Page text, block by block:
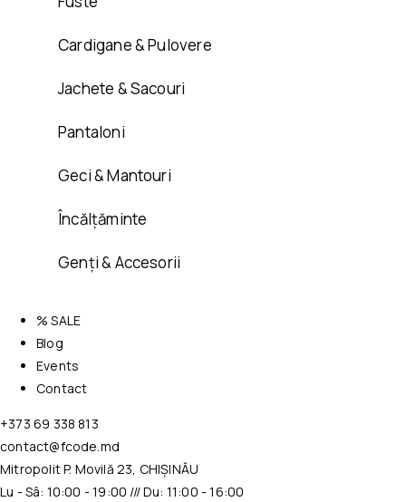
Cardigane & Pulovere
Jachete & Sacouri
Pantaloni
Geci & Mantouri
Încălțăminte
Genți & Accesorii
% SALE
Blog
Events
Contact
+373 69 338 813
contact@fcode.md
Mitropolit P. Movilă 23, CHIȘINĂU
Lu - Sâ: 10:00 - 19:00 /// Du: 11:00 - 16:00